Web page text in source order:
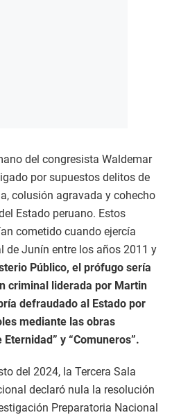
del congresista Waldemar
por supuestos delitos de
colusión agravada y cohecho
Estado peruano. Estos
cometido cuando ejercía
de Junín entre los años 2011 y
Público, el prófugo sería
criminal liderada por Martin
defraudado al Estado por
mediante las obras
y “Comuneros”.
del 2024, la Tercera Sala
declaró nula la resolución
Preparatoria Nacional